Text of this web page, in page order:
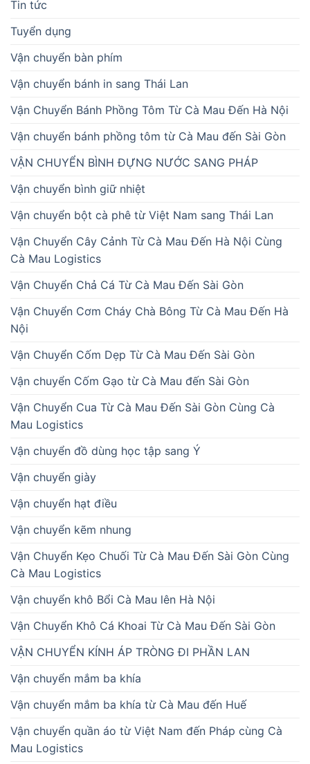
Tin tức
Tuyển dụng
Vận chuyển bàn phím
Vận chuyển bánh in sang Thái Lan
Vận Chuyển Bánh Phồng Tôm Từ Cà Mau Đến Hà Nội
Vận chuyển bánh phồng tôm từ Cà Mau đến Sài Gòn
VẬN CHUYỂN BÌNH ĐỰNG NƯỚC SANG PHÁP
Vận chuyển bình giữ nhiệt
Vận chuyển bột cà phê từ Việt Nam sang Thái Lan
Vận Chuyển Cây Cảnh Từ Cà Mau Đến Hà Nội Cùng
Cà Mau Logistics
Vận Chuyển Chả Cá Từ Cà Mau Đến Sài Gòn
Vận Chuyển Cơm Cháy Chà Bông Từ Cà Mau Đến Hà
Nội
Vận Chuyển Cốm Dẹp Từ Cà Mau Đến Sài Gòn
Vận chuyển Cốm Gạo từ Cà Mau đến Sài Gòn
Vận Chuyển Cua Từ Cà Mau Đến Sài Gòn Cùng Cà
Mau Logistics
Vận chuyển đồ dùng học tập sang Ý
Vận chuyển giày
Vận chuyển hạt điều
Vận chuyển kẽm nhung
Vận Chuyển Kẹo Chuối Từ Cà Mau Đến Sài Gòn Cùng
Cà Mau Logistics
Vận chuyển khô Bổi Cà Mau lên Hà Nội
Vận Chuyển Khô Cá Khoai Từ Cà Mau Đến Sài Gòn
VẬN CHUYỂN KÍNH ÁP TRÒNG ĐI PHẦN LAN
Vận chuyển mắm ba khía
Vận chuyển mắm ba khía từ Cà Mau đến Huế
Vận chuyển quần áo từ Việt Nam đến Pháp cùng Cà
Mau Logistics